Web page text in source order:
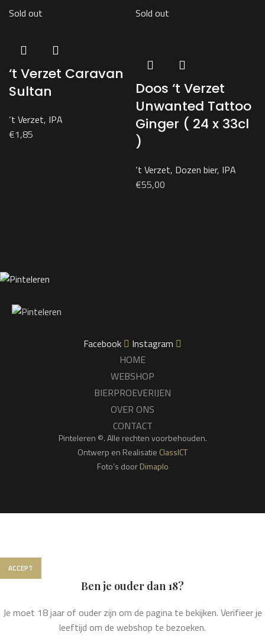
Sold out
‘t Verzet Caravan
Sultan
‘t Verzet, IPA
€1,85
Sold out
Doos ‘t Verzet
Unwanted Tattoo
Ginger ( 24 x 33cl
)
‘t Verzet, Dozen bier, IPA
€55,00
Facebook
Instagram
HOME
WEBSHOP
BIERPROEVERIJEN
OVER ONS
CONTACT
Pinteleren ©. Alle rechten voorbehouden.
Ontwerp en Realisatie ClassICT
Foto’s doorDimaplo
ACCEPT
Ben je ouder dan 18?
Je moet 18 jaar of ouder zijn om de pagina te bekijken. Verifieer je
leeftijd om de webshop te bezoeken.